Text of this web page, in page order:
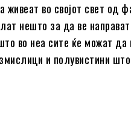
во својот свет од
нешто за да ве
во неа сите ќе можат да
и полувистини